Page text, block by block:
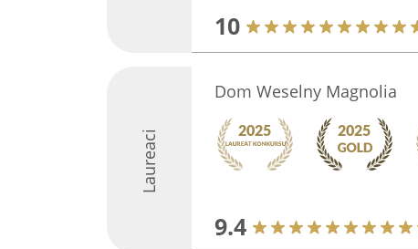
10
Laureaci
Dom Weselny Magnolia
9.4